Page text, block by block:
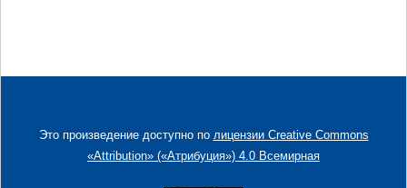
Это произведение доступно по лицензии Creative Commons
«Attribution» («Атрибуция») 4.0 Всемирная